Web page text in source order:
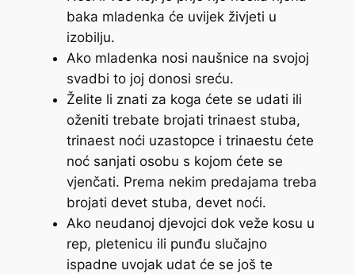
baka mladenka će uvijek živjeti u
izobilju.
Ako mladenka nosi naušnice na svojoj
svadbi to joj donosi sreću.
Želite li znati za koga ćete se udati ili
oženiti trebate brojati trinaest stuba,
trinaest noći uzastopce i trinaestu ćete
noć sanjati osobu s kojom ćete se
vjenčati. Prema nekim predajama treba
brojati devet stuba, devet noći.
Ako neudanoj djevojci dok veže kosu u
rep, pletenicu ili punđu slučajno
ispadne uvojak udat će se još te